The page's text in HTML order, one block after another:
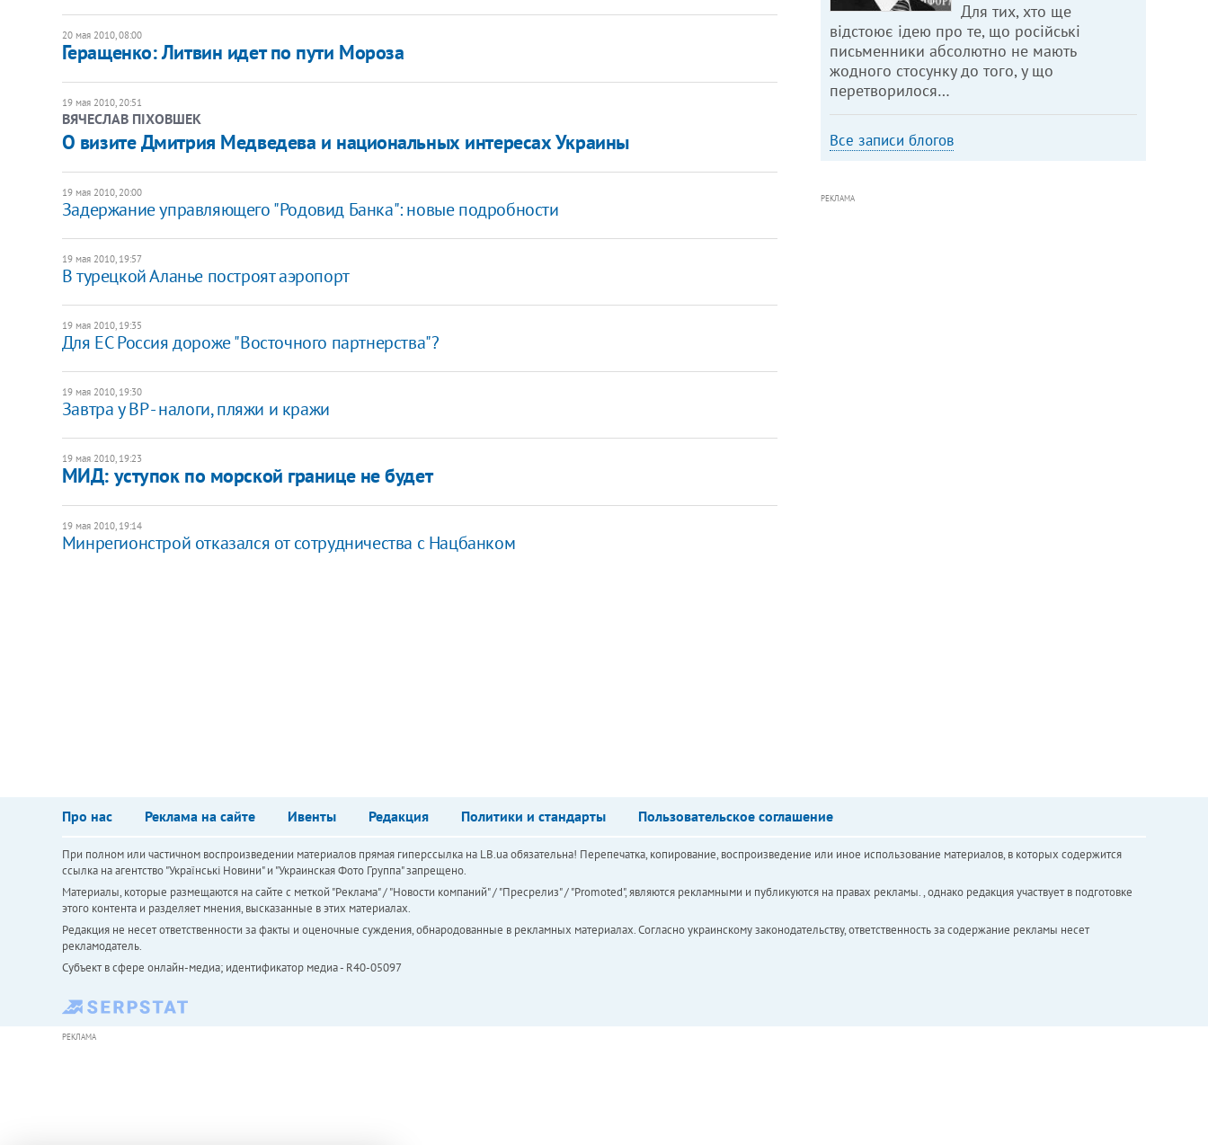
20 мая 2010, 08:00
Геращенко: Литвин идет по пути Мороза
19 мая 2010, 20:51
ВЯЧЕСЛАВ ПІХОВШЕК
О визите Дмитрия Медведева и национальных интересах Украины
19 мая 2010, 20:00
Задержание управляющего "Родовид Банка": новые подробности
19 мая 2010, 19:57
В турецкой Аланье построят аэропорт
19 мая 2010, 19:35
Для ЕС Россия дороже "Восточного партнерства"?
19 мая 2010, 19:30
Завтра у ВР - налоги, пляжи и кражи
19 мая 2010, 19:23
МИД: уступок по морской границе не будет
19 мая 2010, 19:14
Минрегионстрой отказался от сотрудничества с Нацбанком
Для тих, хто ще
відстоює ідею про те, що російські
письменники абсолютно не мають
жодного стосунку до того, у що
перетворилося…
Все записи блогов
РЕКЛАМА
Про нас Реклама на сайте Ивенты Редакция Политики и стандарты Пользовательское соглашение
При полном или частичном воспроизведении материалов прямая гиперссылка на LB.ua обязательна! Перепечатка, копирование, воспроизведение или иное использование материалов, в которых содержится
ссылка на агентство "Українськi Новини" и "Украинская Фото Группа" запрещено.
Материалы, которые размещаются на сайте с меткой "Реклама" / "Новости компаний" / "Пресрелиз" / "Promoted", являются рекламными и публикуются на правах рекламы. , однако редакция участвует в подготовке
этого контента и разделяет мнения, высказанные в этих материалах.
Редакция не несет ответственности за факты и оценочные суждения, обнародованные в рекламных материалах. Согласно украинскому законодательству, ответственность за содержание рекламы несет
рекламодатель.
Субъект в сфере онлайн-медиа; идентификатор медиа - R40-05097
РЕКЛАМА